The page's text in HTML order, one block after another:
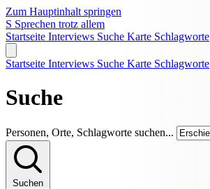
Zum Hauptinhalt springen
S Sprechen trotz allem
Startseite Interviews Suche Karte Schlagworte
Startseite Interviews Suche Karte Schlagworte
Suche
Personen, Orte, Schlagworte suchen...
Suchen